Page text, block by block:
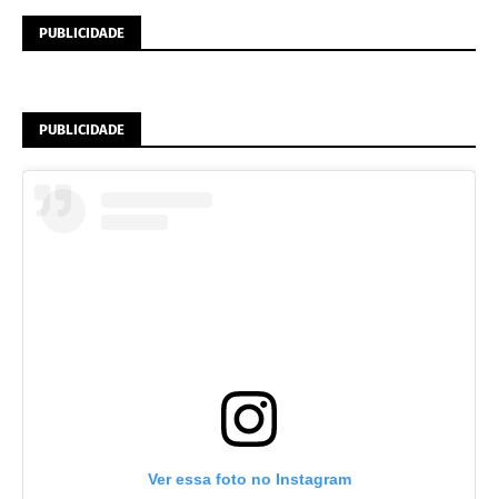
PUBLICIDADE
PUBLICIDADE
Ver essa foto no Instagram